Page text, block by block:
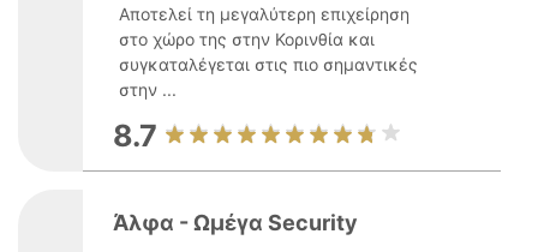
Αποτελεί τη μεγαλύτερη επιχείρηση
στο χώρο της στην Κορινθία και
συγκαταλέγεται στις πιο σημαντικές
στην ...
8.7
Άλφα - Ωμέγα Security